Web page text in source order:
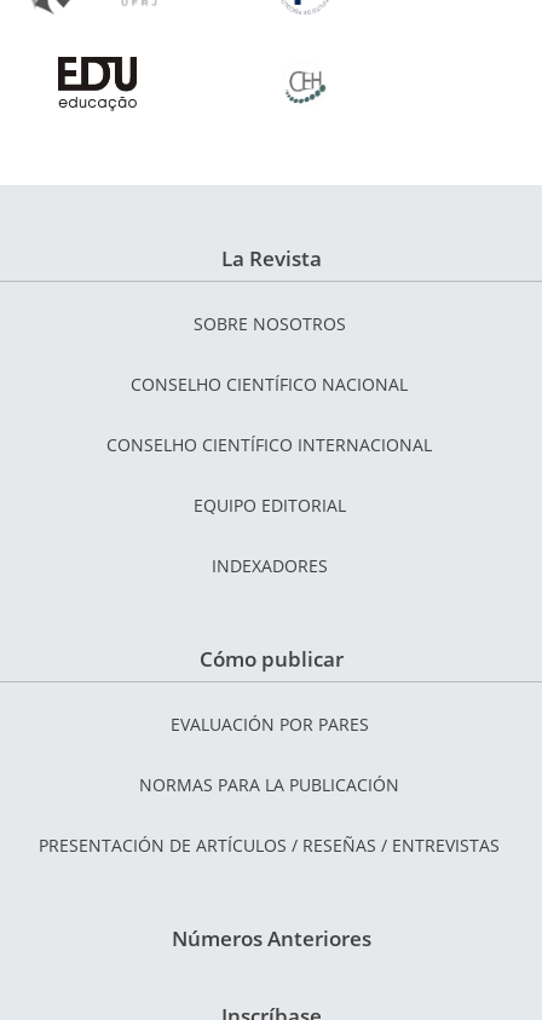
La Revista
SOBRE NOSOTROS
CONSELHO CIENTÍFICO NACIONAL
CONSELHO CIENTÍFICO INTERNACIONAL
EQUIPO EDITORIAL
INDEXADORES
Cómo publicar
EVALUACIÓN POR PARES
NORMAS PARA LA PUBLICACIÓN
PRESENTACIÓN DE ARTÍCULOS / RESEÑAS / ENTREVISTAS
Números Anteriores